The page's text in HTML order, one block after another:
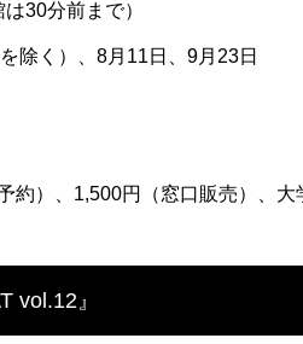
30分前まで）
除く）、8月11日、9月23日
約）、1,500円（窓口販売）、大
vol.12』